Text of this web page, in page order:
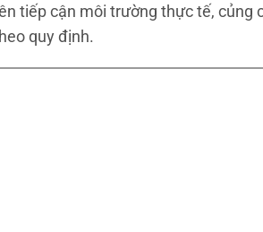
tiếp cận môi trường thực tế, củng
quy định.